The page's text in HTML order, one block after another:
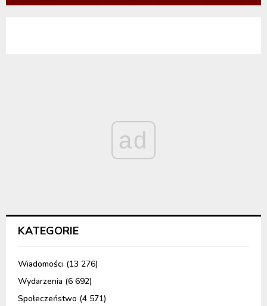
ad
KATEGORIE
Wiadomości (13 276)
Wydarzenia (6 692)
Społeczeństwo (4 571)